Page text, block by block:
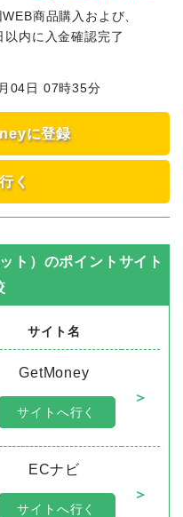
商品購入および、
以内に入金確認完了
04日 07時35分
に登録
く
ト） のポイントサイト
サイト名
GetMoney
＞
サイトへ行く
ECナビ
＞
サイトへ行く